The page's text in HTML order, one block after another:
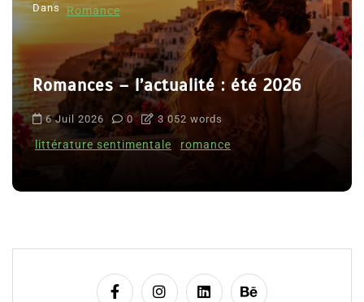
Dans Romance
Romances – l’actualité : été 2026
6 Juil 2026 0 3 052 words
littérature sentimentale romance